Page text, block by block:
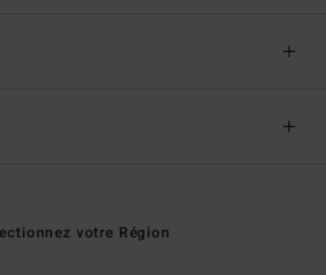
votre Région